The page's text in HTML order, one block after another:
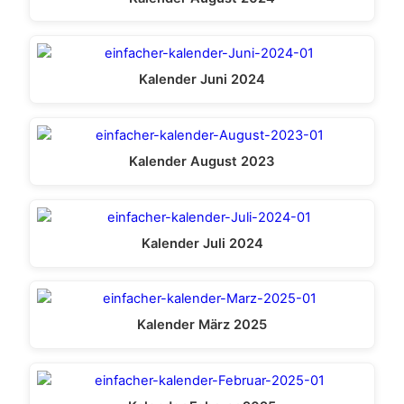
Kalender Juni 2024
Kalender August 2023
Kalender Juli 2024
Kalender März 2025